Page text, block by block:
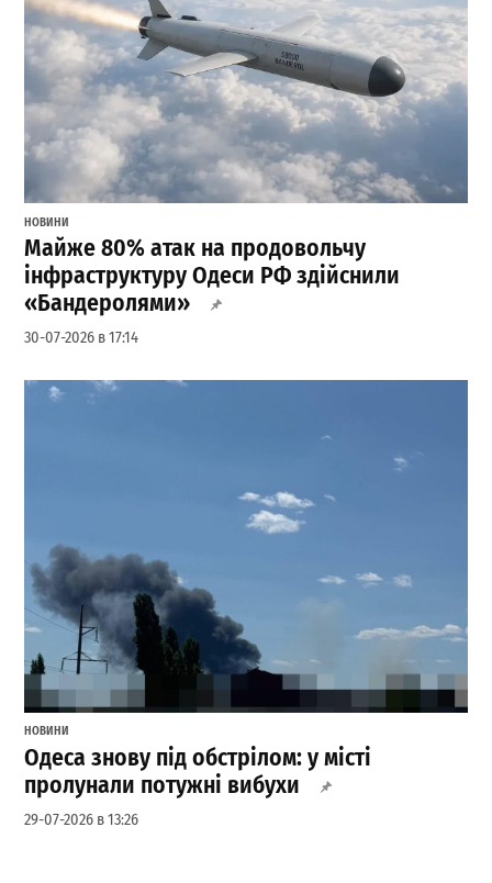
НОВИНИ
Майже 80% атак на продовольчу
інфраструктуру Одеси РФ здійснили
«Бандеролями»
30-07-2026 в 17:14
НОВИНИ
Одеса знову під обстрілом: у місті
пролунали потужні вибухи
29-07-2026 в 13:26